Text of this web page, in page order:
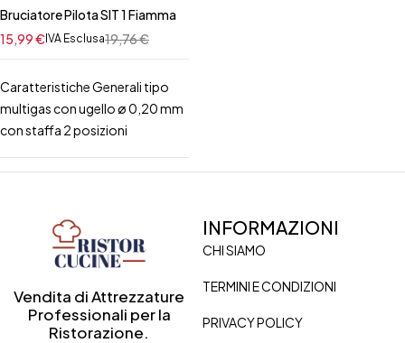
Bruciatore Pilota SIT 1 Fiamma
19,76€
15,99€ IVA Esclusa
Caratteristiche Generali tipo
multigas con ugello ø 0,20 mm
con staffa 2 posizioni
Vendita di Attrezzature
Professionali per la
Ristorazione.
INFORMAZIONI
CHI SIAMO
TERMINI E CONDIZIONI
PRIVACY POLICY